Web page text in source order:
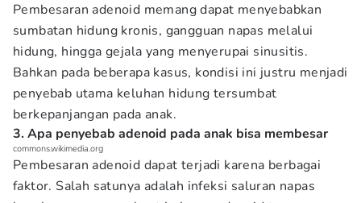
Pembesaran adenoid memang dapat menyebabkan
sumbatan hidung kronis, gangguan napas melalui
hidung, hingga gejala yang menyerupai sinusitis.
Bahkan pada beberapa kasus, kondisi ini justru menjadi
penyebab utama keluhan hidung tersumbat
berkepanjangan pada anak.
3. Apa penyebab adenoid pada anak bisa membesar
commons.wikimedia.org
Pembesaran adenoid dapat terjadi karena berbagai
faktor. Salah satunya adalah infeksi saluran napas